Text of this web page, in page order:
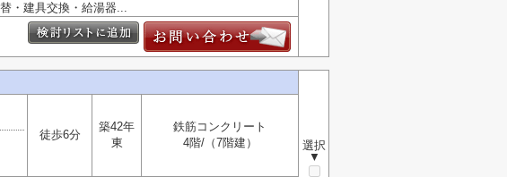
・建具交換・給湯器...
選択
▼
徒歩6分
築42年
東
鉄筋コンクリート
4階/（7階建）